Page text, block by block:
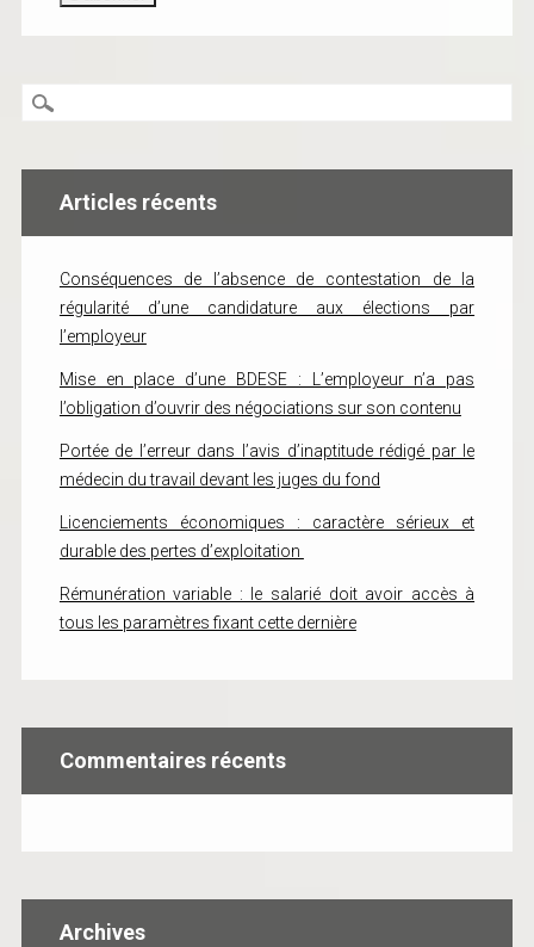
Articles récents
Conséquences de l’absence de contestation de la
régularité d’une candidature aux élections par
l’employeur
Mise en place d’une BDESE : L’employeur n’a pas
l’obligation d’ouvrir des négociations sur son contenu
Portée de l’erreur dans l’avis d’inaptitude rédigé par le
médecin du travail devant les juges du fond
Licenciements économiques : caractère sérieux et
durable des pertes d’exploitation
Rémunération variable : le salarié doit avoir accès à
tous les paramètres fixant cette dernière
Commentaires récents
Archives